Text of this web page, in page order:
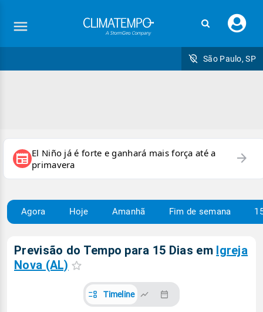
seu
São Paulo, SP
newspaper El Niño já é forte e ganhará mais força até a
primavera
arrow_forward
Agora Hoje Amanhã Fim de semana
Previsão do Tempo para 15 Dias em Igreja
Nova (AL)
Timeline